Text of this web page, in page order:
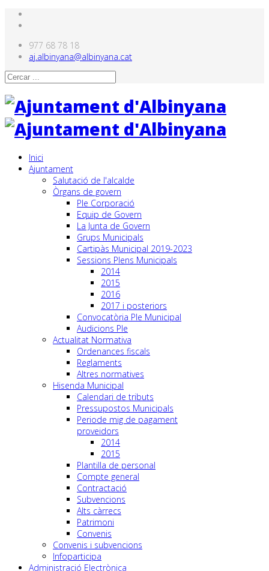
977 68 78 18
aj.albinyana@albinyana.cat
Inici
Ajuntament
Salutació de l'alcalde
Òrgans de govern
Ple Corporació
Equip de Govern
La Junta de Govern
Grups Municipals
Cartipàs Municipal 2019-2023
Sessions Plens Municipals
2014
2015
2016
2017 i posteriors
Convocatòria Ple Municipal
Audicions Ple
Actualitat Normativa
Ordenances fiscals
Reglaments
Altres normatives
Hisenda Municipal
Calendari de tributs
Pressupostos Municipals
Periode mig de pagament
proveidors
2014
2015
Plantilla de personal
Compte general
Contractació
Subvencions
Alts càrrecs
Patrimoni
Convenis
Convenis i subvencions
Infoparticipa
Administració Electrònica